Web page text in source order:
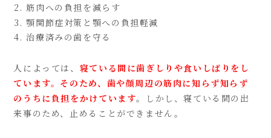
筋肉への負担を減らす
顎関節症対策と顎への負担軽減
治療済みの歯を守る
人によっては、 寝ている間に歯ぎしりや食いしばりをし
ています。そのため、歯や顔周辺の筋肉に知らず知らず
のうちに負担をかけています。しかし、寝ている間の出
来事のため、止めることができません。